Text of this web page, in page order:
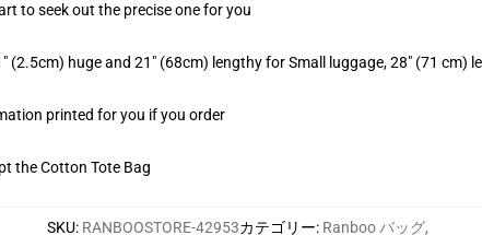
to seek out the precise one for you
huge and 21" (68cm) lengthy for Small luggage, 28" (71 cm)
printed for you if you order
the Cotton Tote Bag
SKU: RANBOOSTORE-42953カテゴリー: Ranboo バッグ,